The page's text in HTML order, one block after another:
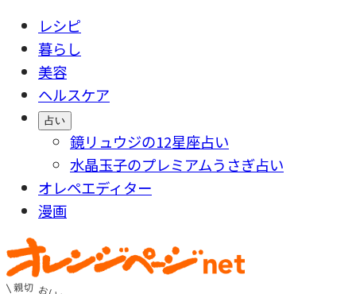
レシピ
暮らし
美容
ヘルスケア
占い
鏡リュウジの12星座占い
水晶玉子のプレミアムうさぎ占い
オレペエディター
漫画